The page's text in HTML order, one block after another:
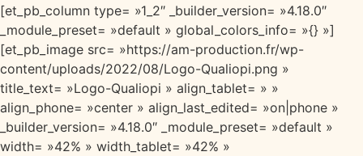
[et_pb_column type= »1_2″ _builder_version= »4.18.0″
_module_preset= »default » global_colors_info= »{} »]
[et_pb_image src= »https://am-production.fr/wp-
content/uploads/2022/08/Logo-Qualiopi.png »
title_text= »Logo-Qualiopi » align_tablet= » »
align_phone= »center » align_last_edited= »on|phone »
_builder_version= »4.18.0″ _module_preset= »default »
width= »42% » width_tablet= »42% »